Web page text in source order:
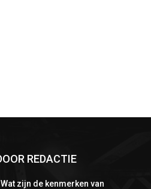
REDACTIE
Wat zijn de kenmerken van